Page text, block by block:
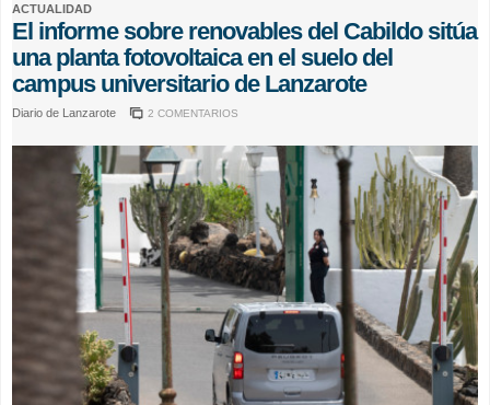
ACTUALIDAD
El informe sobre renovables del Cabildo sitúa
una planta fotovoltaica en el suelo del
campus universitario de Lanzarote
Diario de Lanzarote 2 COMENTARIOS